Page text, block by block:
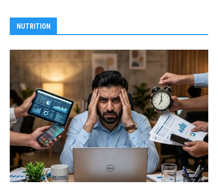
NUTRITION